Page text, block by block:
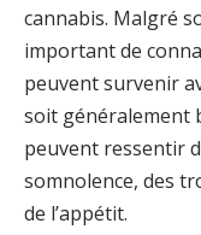
cannabis. Malgré
important de
peuvent survenir
soit généralement
peuvent ressentir
somnolence, des
de l’appétit.